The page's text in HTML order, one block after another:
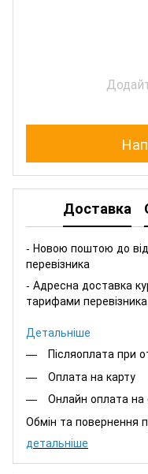
Доставка
- Новою поштою до
перевізника
- Адресна доставка
тарифами перевізника
Детальніше
Післяоплата при
Оплата на карту
Онлайн оплата на
Обмін та повернення
детальніше